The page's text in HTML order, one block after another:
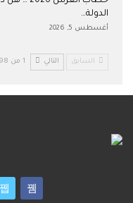
الدولة…
أغسطس 5, 2026
السابق التالي 1 من 198